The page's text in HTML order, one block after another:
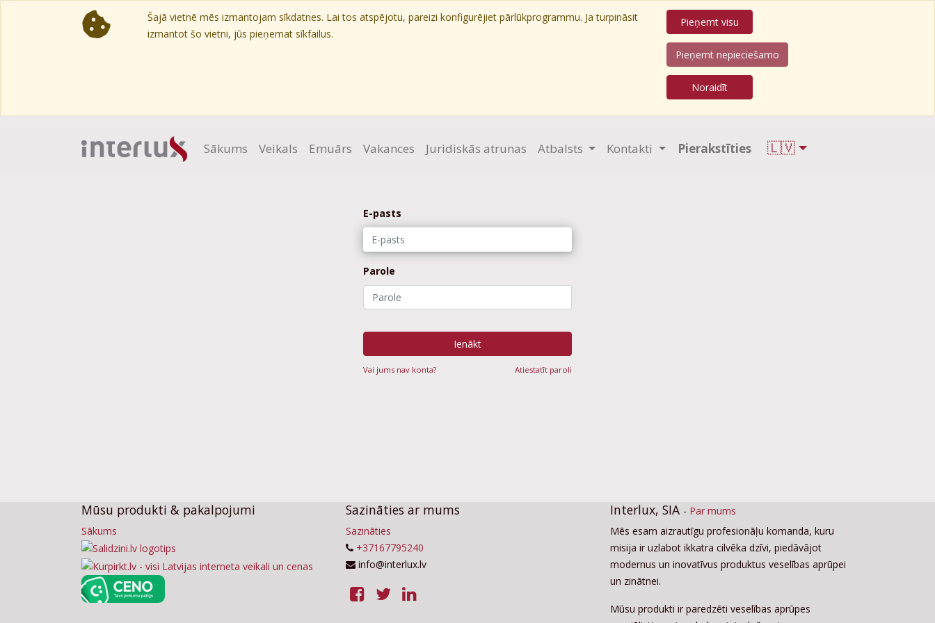
Šajā vietnē mēs izmantojam sīkdatnes. Lai tos atspējotu, pareizi konfigurējiet pārlūkprogrammu. Ja turpināsit
izmantot šo vietni, jūs pieņemat sīkfailus.
Pieņemt visu
Pieņemt nepieciešamo
Noraidīt
Sākums Veikals Emuārs Vakances Juridiskās atrunas Atbalsts Kontakti Pierakstīties 🇱🇻
E-pasts
Parole
Ienākt
Vai jums nav konta? Atiestatīt paroli
Mūsu produkti & pakalpojumi
Sākums
Sazināties ar mums
Sazināties
+37167795240
info@interlux.lv
Interlux, SIA - Par mums
Mēs esam aizrautīgu profesionāļu komanda, kuru
misija ir uzlabot ikkatra cilvēka dzīvi, piedāvājot
modernus un inovatīvus produktus veselības aprūpei
un zinātnei.
Mūsu produkti ir paredzēti veselības aprūpes